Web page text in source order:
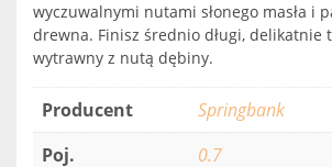
wyczuwalnymi nutami słonego masła i
drewna. Finisz średnio długi, delikatnie
wytrawny z nutą dębiny.
Producent
Springbank
Poj.
0.7